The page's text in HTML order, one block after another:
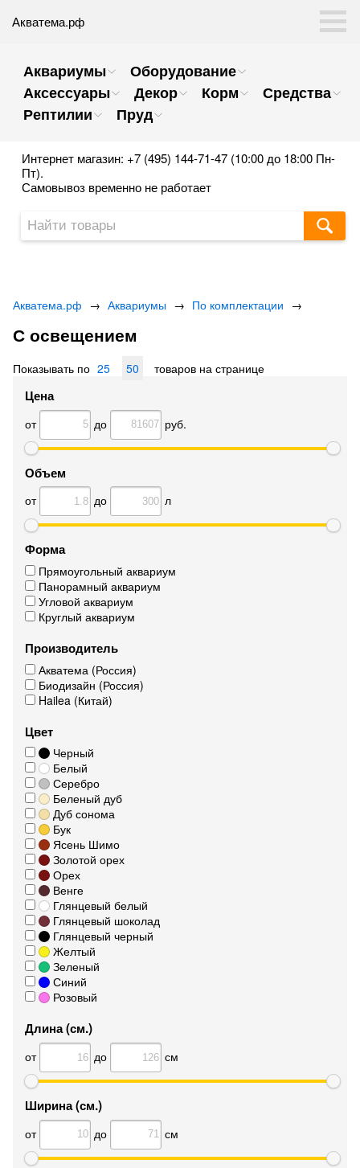
Акватема.рф
Аквариумы
Оборудование
Аксессуары
Декор Корм
Средства
Рептилии
Пруд
Интернет магазин: +7 (495) 144-71-47 (10:00 до 18:00 Пн-
Пт).
Самовывоз временно не работает
Акватема.рф → Аквариумы → По комплектации →
С освещением
Показывать по 25 50 товаров на странице
Цена
от до руб.
Объем
от до л
Форма
Прямоугольный аквариум
Панорамный аквариум
Угловой аквариум
Круглый аквариум
Производитель
Акватема (Россия)
Биодизайн (Россия)
Hailea (Китай)
Цвет
Черный
Белый
Серебро
Беленый дуб
Дуб сонома
Бук
Ясень Шимо
Золотой орех
Орех
Венге
Глянцевый белый
Глянцевый шоколад
Глянцевый черный
Желтый
Зеленый
Синий
Розовый
Длина (см.)
от до см
Ширина (см.)
от до см